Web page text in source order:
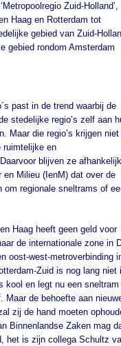
Zuid-Holland’,
Haag en Rotterdam tot
gebied van Zuid-
gebied rondom Amsterdam
past in de trend waarbij de
stedelijke regio’s zelf aan
Maar die regio’s krijgen niet
ruimtelijke en
blijven ze
Milieu (IenM) dat over de
regionale sneltrams of
Haag heeft geen geld voor
de internationale zone in
oost-west-metroverbinding
Zuid is nog lang niet
kool en legt nu een sneltram
Maar de behoefte aan
zij de hand moeten
Binnenlandse Zaken mag
het is zijn collega Schultz